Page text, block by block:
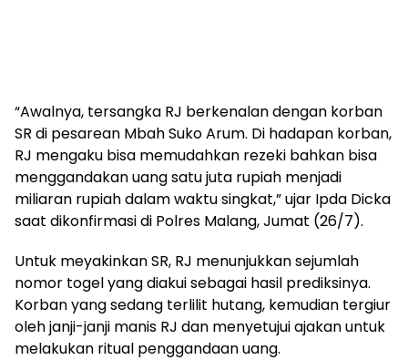
“Awalnya, tersangka RJ berkenalan dengan korban
SR di pesarean Mbah Suko Arum. Di hadapan korban,
RJ mengaku bisa memudahkan rezeki bahkan bisa
menggandakan uang satu juta rupiah menjadi
miliaran rupiah dalam waktu singkat,” ujar Ipda Dicka
saat dikonfirmasi di Polres Malang, Jumat (26/7).
Untuk meyakinkan SR, RJ menunjukkan sejumlah
nomor togel yang diakui sebagai hasil prediksinya.
Korban yang sedang terlilit hutang, kemudian tergiur
oleh janji-janji manis RJ dan menyetujui ajakan untuk
melakukan ritual penggandaan uang.